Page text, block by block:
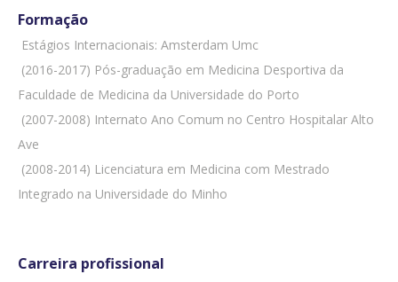
Formação
 Estágios Internacionais: Amsterdam Umc
 (2016-2017) Pós-graduação em Medicina Desportiva da
Faculdade de Medicina da Universidade do Porto
 (2007-2008) Internato Ano Comum no Centro Hospitalar Alto
Ave
 (2008-2014) Licenciatura em Medicina com Mestrado
Integrado na Universidade do Minho
Carreira profissional